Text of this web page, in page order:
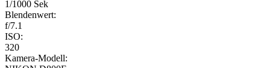
1/1000 Sek
Blendenwert:
f/7.1
ISO:
320
Kamera-Modell: